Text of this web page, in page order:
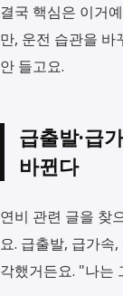
결국 핵심은 이거
만, 운전 습관을 바
안 들고요.
급출발·급
바뀐다
연비 관련 글을 찾
요. 급출발, 급가속
각했거든요. "나는